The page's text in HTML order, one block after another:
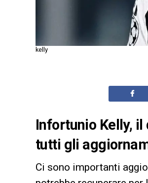
kelly
Infortunio Kelly,
tutti gli
Ci sono importanti